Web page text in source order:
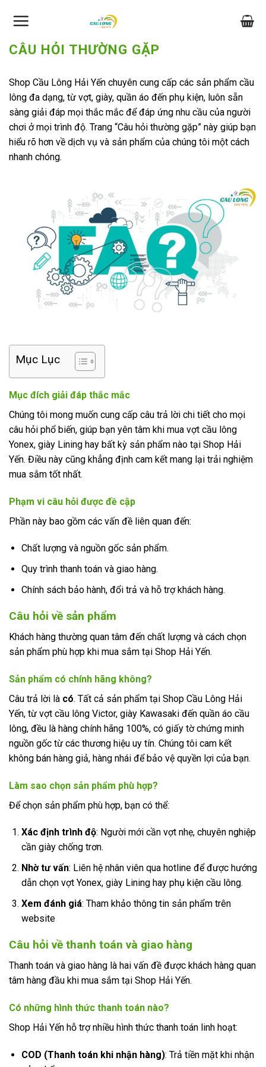
CÂU HỎI THƯỜNG GẶP
Shop Cầu Lông Hải Yến chuyên cung cấp các sản phẩm cầu
lông đa dạng, từ vợt, giày, quần áo đến phụ kiện, luôn sẵn
sàng giải đáp mọi thắc mắc để đáp ứng nhu cầu của người
chơi ở mọi trình độ. Trang “Câu hỏi thường gặp” này giúp bạn
hiểu rõ hơn về dịch vụ và sản phẩm của chúng tôi một cách
nhanh chóng.
Mục Lục
Mục đích giải đáp thắc mắc
Chúng tôi mong muốn cung cấp câu trả lời chi tiết cho mọi
câu hỏi phổ biến, giúp bạn yên tâm khi mua vợt cầu lông
Yonex, giày Lining hay bất kỳ sản phẩm nào tại Shop Hải
Yến. Điều này cũng khẳng định cam kết mang lại trải nghiệm
mua sắm tốt nhất.
Phạm vi câu hỏi được đề cập
Phần này bao gồm các vấn đề liên quan đến:
Chất lượng và nguồn gốc sản phẩm.
Quy trình thanh toán và giao hàng.
Chính sách bảo hành, đổi trả và hỗ trợ khách hàng.
Câu hỏi về sản phẩm
Khách hàng thường quan tâm đến chất lượng và cách chọn
sản phẩm phù hợp khi mua sắm tại Shop Hải Yến.
Sản phẩm có chính hãng không?
Câu trả lời là có. Tất cả sản phẩm tại Shop Cầu Lông Hải
Yến, từ vợt cầu lông Victor, giày Kawasaki đến quần áo cầu
lông, đều là hàng chính hãng 100%, có giấy tờ chứng minh
nguồn gốc từ các thương hiệu uy tín. Chúng tôi cam kết
không bán hàng giả, hàng nhái để bảo vệ quyền lợi của bạn.
Làm sao chọn sản phẩm phù hợp?
Để chọn sản phẩm phù hợp, bạn có thể:
Xác định trình độ: Người mới cần vợt nhẹ, chuyên nghiệp
cần giày chống trơn.
Nhờ tư vấn: Liên hệ nhân viên qua hotline để được hướng
dẫn chọn vợt Yonex, giày Lining hay phụ kiện cầu lông.
Xem đánh giá: Tham khảo thông tin sản phẩm trên
website
Câu hỏi về thanh toán và giao hàng
Thanh toán và giao hàng là hai vấn đề được khách hàng quan
tâm hàng đầu khi mua sắm tại Shop Hải Yến.
Có những hình thức thanh toán nào?
Shop Hải Yến hỗ trợ nhiều hình thức thanh toán linh hoạt:
COD (Thanh toán khi nhận hàng): Trả tiền mặt khi nhận